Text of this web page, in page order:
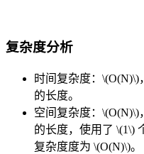
复杂度分析
时间复杂度： \(O(N)\)
的长度。
空间复杂度： \(O(N)\)
的长度，使用了 \(1\)
复杂度度为 \(O(N)\)。